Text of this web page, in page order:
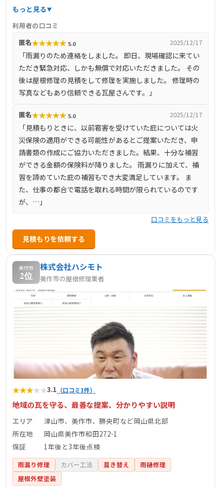
県姫路などの地域に対応しています。職人が直接お客様の
案。営業マンを介さず、職人が打ち合わせから施工まで一
貫して対応するため、安心感があります。無料相談・無料
見積もりを実施しており、ドローンを活用した屋根診断も
導入しています。
もっと見る
利用者の口コミ
匿名★★★★★ 5.0 2025/12/17
「雨漏りのため連絡をしました。 即日、現場確認に来てい
ただき緊急対応、しかも無償で対応いただきました。 その
後は屋根修理の見積をして修理を実施しました。 修理時の
写真などもあり信頼できる瓦屋さんです。」
匿名★★★★★ 5.0 2025/12/17
「見積もりときに、以前雹害を受けていた庇については火
災保険の適用ができる可能性があるとご提案いただき、申
請書類の作成にご協力いただきました。結果、十分な補習
ができる金額の保険料が降りました。 雨漏りに加えて、補
習を諦めていた庇の補習もでき大変満足しています。 ま
た、仕事の都合で電話を取れる時間が限られているのです
が、…」
口コミをもっと見る
見積もりを依頼する
美作市
2位
株式会社ハシモト
美作市の屋根修理業者
★★★★★3.1 （口コミ1件）
地域の瓦を守る、最善な提案、分かりやすい説明
エリア
津山市、美作市、勝央町など岡山県北部
所在地
岡山県美作市和田272-1
保証
1年後と3年後点検
雨漏り修理 カバー工法 葺き替え
雨樋修理
屋根外壁塗装